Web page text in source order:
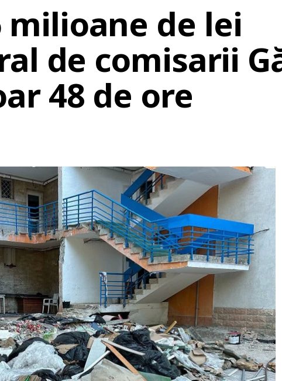
milioane de lei
de comisarii
48 de ore